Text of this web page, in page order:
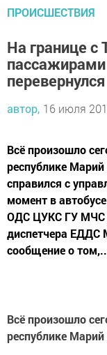
ПРОИСШЕСТВИЯ
На границе с
перевернулся
автор, 16 июля
Всё произошло
республике
справился с
момент в
ОДС ЦУКС ГУ МЧС
диспетчера ЕДДС
сообщение о
Всё произошло
республике Марий